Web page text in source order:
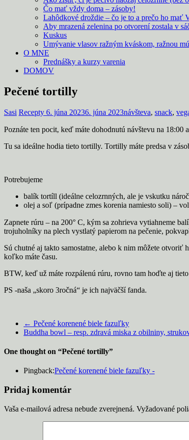
Čo mať vždy doma – zásoby!
Lahôdkové droždie – čo je to a prečo ho mať
Aby mrazená zelenina po otvorení zostala v
Kuskus
Umývanie vlasov ražným kváskom, ražnou
O MNE
Prednášky a kurzy varenia
DOMOV
Pečené tortilly
Sasi Recepty 6. júna 20236. júna 2023návšteva, snack,
Poznáte ten pocit, keď máte dohodnutú návštevu na 18:00
Tu sa ideálne hodia tieto tortilly. Tortilly máte predsa v
Potrebujeme
balík tortíll (ideálne celozrnných, ale je vskutku
olej a soľ (prípadne zmes korenia namiesto soli) –
Zapnete rúru – na 200° C, kým sa zohrieva vytiahneme
trojuholníky na plech vystlatý papierom na pečenie,
Sú chutné aj takto samostatne, alebo k nim môžete otvoriť
koľko máte času.
BTW, keď už máte rozpálenú rúru, rovno tam hoďte aj
PS -naša „skoro 3ročná“ je ich najväčší fanda.
← Pečené korenené biele fazuľky
Buddha bowl – resp. zdravá miska z obilniny,
One thought on “Pečené tortilly”
Pingback:Pečené korenené biele fazuľky -
Pridaj komentár
Vaša e-mailová adresa nebude zverejnená. Vyžadované